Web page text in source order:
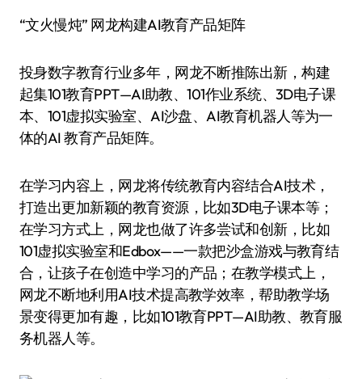
“文火慢炖” 网龙构建AI教育产品矩阵
投身数字教育行业多年，网龙不断推陈出新，构建
起集101教育PPT—AI助教、101作业系统、3D电子课
本、101虚拟实验室、AI沙盘、AI教育机器人等为一
体的AI 教育产品矩阵。
在学习内容上，网龙将传统教育内容结合AI技术，
打造出更加新颖的教育资源，比如3D电子课本等；
在学习方式上，网龙也做了许多尝试和创新，比如
101虚拟实验室和Edbox——一款把沙盒游戏与教育结
合，让孩子在创造中学习的产品；在教学模式上，
网龙不断地利用AI技术提高教学效率，帮助教学场
景变得更加有趣，比如101教育PPT—AI助教、教育服
务机器人等。